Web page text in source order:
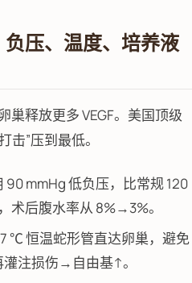
负压、温度、培养液
巢释放更多 VEGF。美国顶级
击”压到最低。
90 mmHg 低负压，比常规 120
术后腹水率从 8%→3%。
℃ 恒温蛇形管直达卵巢，避免
注损伤→自由基↑。